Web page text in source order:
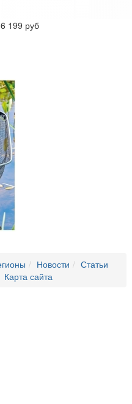
6 199 руб
Новости
Статьи
Карта сайта